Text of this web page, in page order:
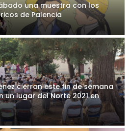
una muestra con los
de Palencia
cierran este fin de semana
un lugar del Norte 2021 en